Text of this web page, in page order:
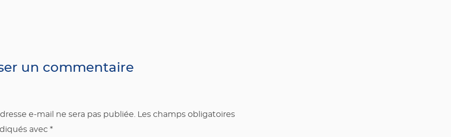
un commentaire
e-mail ne sera pas publiée.
Les champs obligatoires
avec *